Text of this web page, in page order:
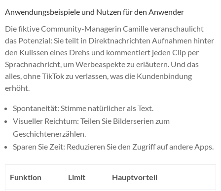
Anwendungsbeispiele und Nutzen für den Anwender
Die fiktive Community-Managerin Camille veranschaulicht
das Potenzial: Sie teilt in Direktnachrichten Aufnahmen hinter
den Kulissen eines Drehs und kommentiert jeden Clip per
Sprachnachricht, um Werbeaspekte zu erläutern. Und das
alles, ohne TikTok zu verlassen, was die Kundenbindung
erhöht.
Spontaneität: Stimme natürlicher als Text.
Visueller Reichtum: Teilen Sie Bilderserien zum
Geschichtenerzählen.
Sparen Sie Zeit: Reduzieren Sie den Zugriff auf andere Apps.
Funktion Limit Hauptvorteil